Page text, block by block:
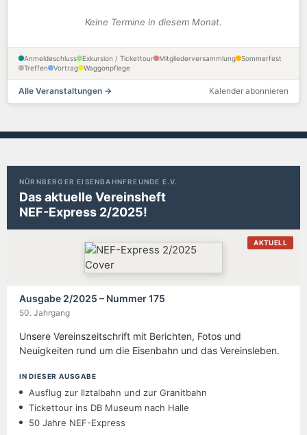
Keine Termine in diesem Monat.
Anmeldeschluss Exkursion / Tickettour Mitgliederversammlung
Sommerfest
Treffen
Vortrag Waggonpflege
Alle Veranstaltungen → Kalender abonnieren
NÜRNBERGER EISENBAHNFREUNDE E.V.
Das aktuelle Vereinsheft
NEF-Express 2/2025!
AKTUELL
Ausgabe 2/2025 – Nummer 175
50. Jahrgang
Unsere Vereinszeitschrift mit Berichten, Fotos und
Neuigkeiten rund um die Eisenbahn und das Vereinsleben.
IN DIESER AUSGABE
Ausflug zur Ilztalbahn und zur Granitbahn
Tickettour ins DB Museum nach Halle
50 Jahre NEF-Express